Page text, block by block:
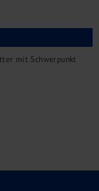
mit Schwerpunkt